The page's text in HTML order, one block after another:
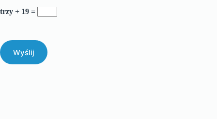
trzy + 19 =
Wyślij